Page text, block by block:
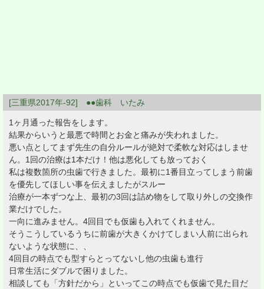
[三重県2017年-92] ●●歯科 いたみ
1ヶ月通った報告をします。
結果からいうと最悪で時間とお金と痛みが失われました。
悪い点としてまず先生の自分ルールが絶対で柔軟な対応はしませ
ん。1回の治療は1本だけ！他は悪化しても放っておく
私は複数箇所の虫歯で行きました。最初に1番目立ってしまう前歯
を優先してほしい事を伝えましたがスルー
治療が一本ずつな上、最初の3回は詰め物をして取り外しの交換作
業だけでした。
一向に進みません。4回目でも仮歯も入れてくれません。
そうこうしているうちに前歯が大きくかけてしまい人前に出られ
ないような状態に、、
4回目の時点でも型すらとってないし他の虫歯も進行
日常生活にダブルで困りました。
相談しても「方針だから」といってこの時点でも仮歯で見た目だ